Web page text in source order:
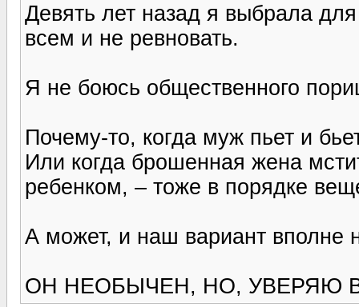
Девять лет назад я выбрала
всем и не ревновать.
Я не боюсь общественного
Почему-то, когда муж пьет и
Или когда брошенная жена
ребенком, – тоже в порядке
А может, и наш вариант вполне
ОН НЕОБЫЧЕН, НО, УВЕРЯЮ